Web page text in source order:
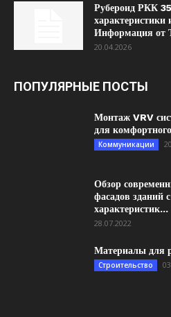
Рубероид РКК
характеристики
Информация от
20.04.2026
ПОПУЛЯРНЫЕ ПОСТЫ
Монтаж VRV
для
Коммуникации
Обзор
фасадов зданий
характеристик...
28.07.2022
Материалы для
Строительство